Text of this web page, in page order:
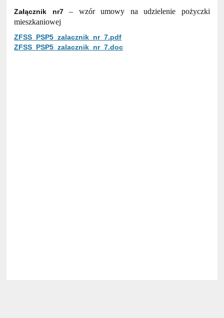
Załącznik nr7– wzór umowy na udzielenie pożyczki
mieszkaniowej
ZFSS_PSP5_zalacznik_nr_7.pdf
ZFSS_PSP5_zalacznik_nr_7.doc